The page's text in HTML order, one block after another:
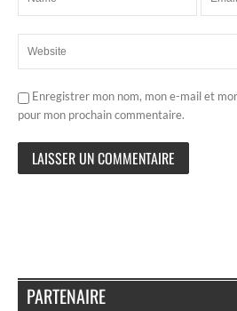
Enregistrer mon nom, mon e-mail et
pour mon prochain commentaire.
PARTENAIRE